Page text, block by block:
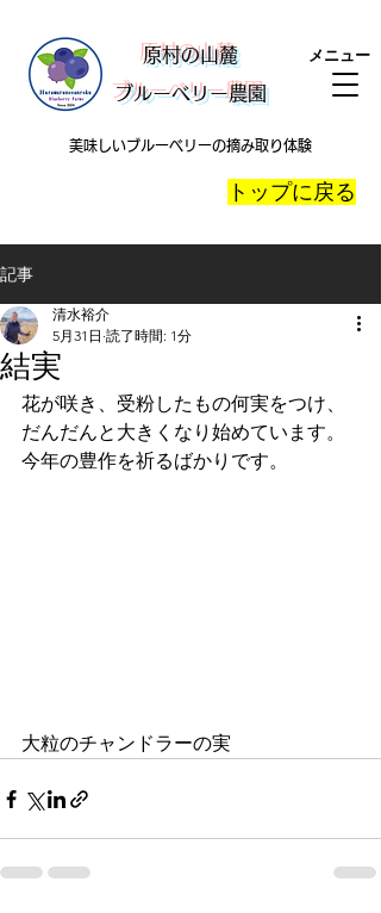
​原村の山麓
ブルーベリー農園
メニュー
美味しいブルーベリーの摘み取り体験
​トップに戻る
記事
結実
清水裕介
5月31日 読了時間: 1分
花が咲き、受粉したもの何実をつけ、
だんだんと大きくなり始めています。
今年の豊作を祈るばかりです。
大粒のチャンドラーの実